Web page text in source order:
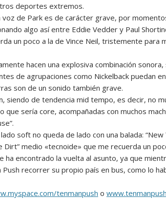
deportes extremos.
voz de Park es de carácter grave, por
algo así entre Eddie Vedder y Paul
un poco a la de Vince Neil, tristemente para
hacen una explosiva combinación
de agrupaciones como Nickelback puedan
son de un sonido también grave.
siendo de tendencia mid tempo, es decir, no
que sería core, acompañadas con muchos
soft no queda de lado con una balada:
Dirt” medio «tecnoide» que me recuerda un
ha encontrado la vuelta al asunto, ya que
Push recorrer su propio país en bus, como lo
tenmanpush o